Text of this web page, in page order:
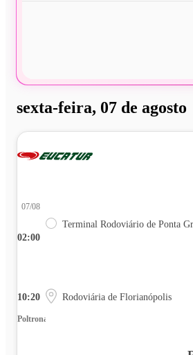
sexta-feira, 07 de agosto
02:00
07/08
Terminal Rodoviário de Ponta
10:20 Rodoviária de Florianópolis
Poltrona